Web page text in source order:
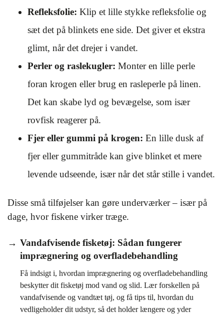
Refleksfolie: Klip et lille stykke refleksfolie og
sæt det på blinkets ene side. Det giver et ekstra
glimt, når det drejer i vandet.
Perler og raslekugler: Monter en lille perle
foran krogen eller brug en rasleperle på linen.
Det kan skabe lyd og bevægelse, som især
rovfisk reagerer på.
Fjer eller gummi på krogen: En lille dusk af
fjer eller gummitråde kan give blinket et mere
levende udseende, især når det står stille i vandet.
Disse små tilføjelser kan gøre underværker – især på
dage, hvor fiskene virker træge.
Vandafvisende fisketøj: Sådan fungerer
imprægnering og overfladebehandling
Få indsigt i, hvordan imprægnering og overfladebehandling
beskytter dit fisketøj mod vand og slid. Lær forskellen på
vandafvisende og vandtæt tøj, og få tips til, hvordan du
vedligeholder dit udstyr, så det holder længere og yder